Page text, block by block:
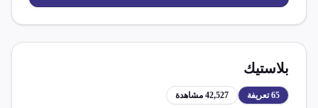
بلاستيك
65تعريفة 42,527 مشاهدة